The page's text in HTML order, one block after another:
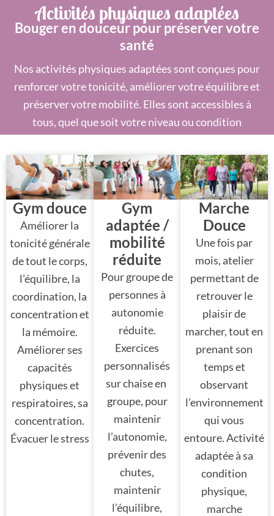
Activités physiques adaptées
Bouger en douceur pour préserver votre
santé
Nos activités physiques adaptées sont conçues pour
renforcer votre tonicité, améliorer votre équilibre et
préserver votre mobilité. Elles sont accessibles à
tous, quel que soit votre niveau ou condition
Gym douce
Améliorer la
tonicité générale
de tout le corps,
l’équilibre, la
coordination, la
concentration et
la mémoire.
Améliorer ses
capacités
physiques et
respiratoires, sa
concentration.
Évacuer le stress
Gym
adaptée /
mobilité
réduite
Pour groupe de
personnes à
autonomie
réduite.
Exercices
personnalisés
sur chaise en
groupe, pour
maintenir
l’autonomie,
prévenir des
chutes,
maintenir
l’équilibre,
Marche
Douce
Une fois par
mois, atelier
permettant de
retrouver le
plaisir de
marcher, tout en
prenant son
temps et
observant
l’environnement
qui vous
entoure. Activité
adaptée à sa
condition
physique,
marche